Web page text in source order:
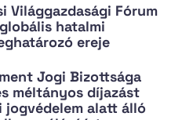
Világgazdasági Fórum
hatalmi
ereje
Jogi Bizottsága
méltányos díjazást
jogvédelem alatt álló